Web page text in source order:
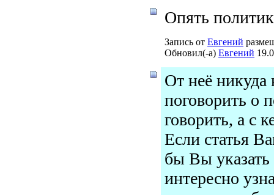
Опять
Запись от Евгений
Обновил(-а) Евгений
От неё
поговорить о
говорить, а с
Если статья
бы Вы
интересно